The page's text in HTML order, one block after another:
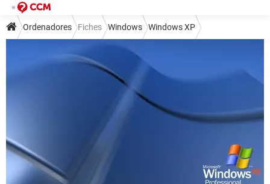
Ordenadores Fiches Windows Windows XP